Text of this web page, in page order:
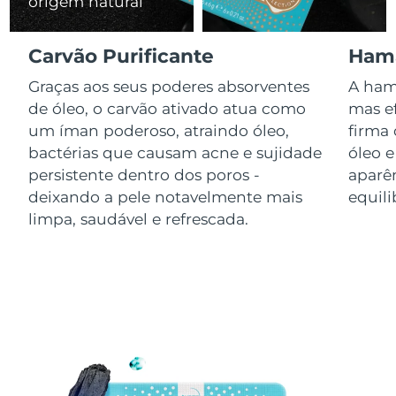
Carvão Purificante
Graças aos seus poderes absorventes
de óleo, o carvão ativado atua como
um íman poderoso, atraindo óleo,
bactérias que causam acne e sujidade
persistente dentro dos poros -
deixando a pele notavelmente mais
limpa, saudável e refrescada.
A
mas
firma
óleo
Luxemburgo Entrega prevista 08.08.2026
Macau, RAE da
China
Entrega prevista 10.08.2026
Malásia Entrega prevista 11.08.2026
Malta Entrega prevista08.08.2026
México Entrega prevista 12.08.2026
Noruega